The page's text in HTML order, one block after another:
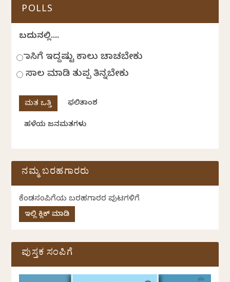
POLLS
ಬದುಕಿನಲ್ಲಿ....
ಹಾಸಿಗೆ ಇದ್ದಷ್ಟು ಕಾಲು ಚಾಚಬೇಕು
ಸಾಲ ಮಾಡಿ ತುಪ್ಪ ತಿನ್ನಬೇಕು
ಫಲಿತಾಂಶ
ಹಳೆಯ ಜನಮತಗಳು
ನಮ್ಮ ಬರಹಗಾರರು
ಕೆಂಡಸಂಪಿಗೆಯ ಬರಹಗಾರರ ಪುಟಗಳಿಗೆ
ಇಲ್ಲಿ ಕ್ಲಿಕ್ ಮಾಡಿ
ಪುಸ್ತಕ ಸಂಪಿಗೆ